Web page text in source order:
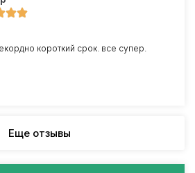
короткий срок. все супер.
Еще отзывы